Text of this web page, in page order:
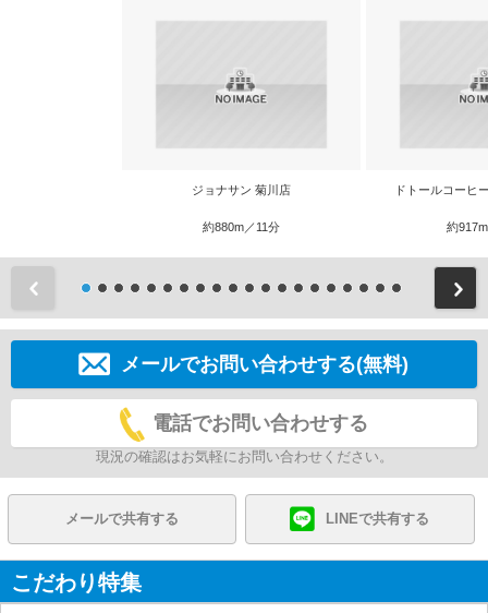
ジョナサン 菊川店
約880m／11分
ドトールコーヒ
約
メールでお問い合わせする(無料)
電話でお問い合わせする
現況の確認はお気軽にお問い合わせください。
メールで共有する LINEで共有する
こだわり特集